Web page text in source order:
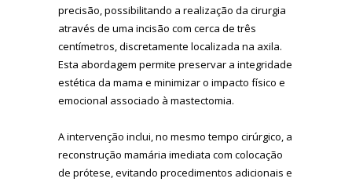
precisão, possibilitando a realização da cirurgia
através de uma incisão com cerca de três
centímetros, discretamente localizada na axila.
Esta abordagem permite preservar a integridade
estética da mama e minimizar o impacto físico e
emocional associado à mastectomia.
A intervenção inclui, no mesmo tempo cirúrgico, a
reconstrução mamária imediata com colocação
de prótese, evitando procedimentos adicionais e